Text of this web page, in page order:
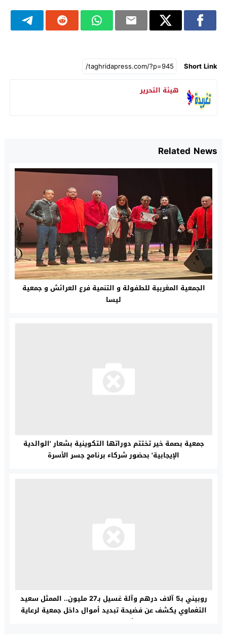
Short Link
هيئة التحرير
Related News
الجمعية المغربية للطفولة و التنمية فرع العرائش و جمعية
ليسا
جمعية بصمة خير تختتم دوراتها التكوينية بشعار 'الوالدية
الإيجابية' بحضور شركاء برنامج جسر الأسرة
روبيني بـ5 آلاف درهم وآلة غسيل بـ27 مليون.. الممثل سعيد
التغماوي يكشف عن فضيحة تبديد أموال داخل جمعية لرعاية
الأيتام بالصويرة